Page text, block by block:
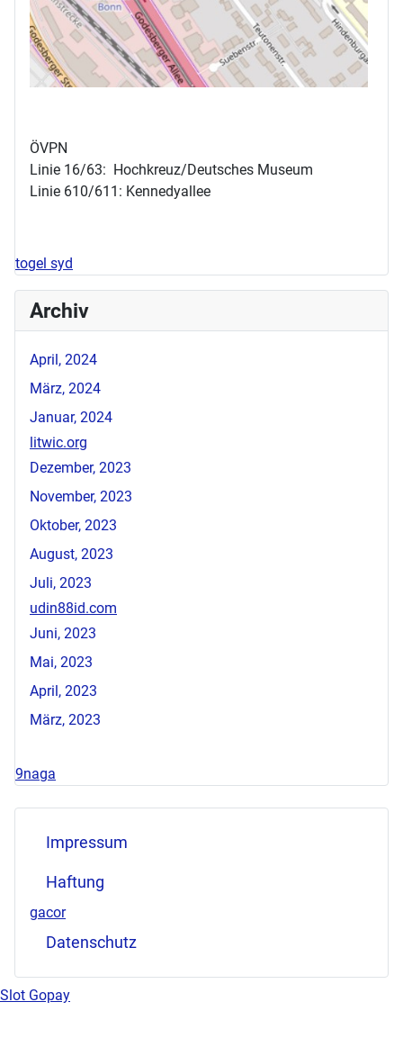
ÖVPN
Linie 16/63: Hochkreuz/Deutsches Museum
Linie 610/611: Kennedyallee
togel syd
Archiv
April, 2024
März, 2024
Januar, 2024
litwic.org
Dezember, 2023
November, 2023
Oktober, 2023
August, 2023
Juli, 2023
udin88id.com
Juni, 2023
Mai, 2023
April, 2023
März, 2023
9naga
Impressum
Haftung
gacor
Datenschutz
Slot Gopay